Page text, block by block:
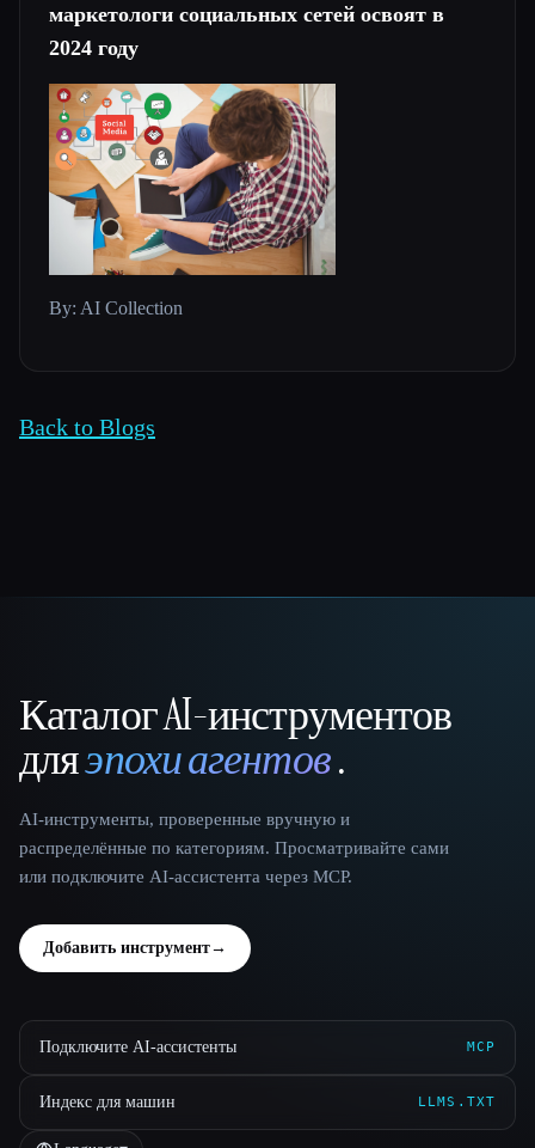
маркетологи социальных сетей освоят в
2024 году
By: AI Collection
Back to Blogs
That AI Collection
Каталог AI-инструментов
дляэпохи агентов.
AI-инструменты, проверенные вручную и
распределённые по категориям. Просматривайте сами
или подключите AI-ассистента через MCP.
Добавить инструмент→
Подключите AI-ассистенты MCP
Индекс для машин LLMS.TXT